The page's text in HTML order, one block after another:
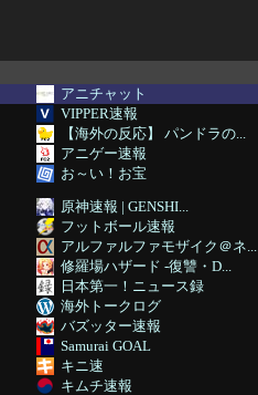
アニチャット
VIPPER速報
【海外の反応】 パンドラの...
アニゲー速報
お～い！お宝
原神速報 | GENSHI...
フットボール速報
アルファルファモザイク＠ネ...
修羅場ハザード -復讐・D...
日本第一！ニュース録
海外トークログ
バズッター速報
Samurai GOAL
キニ速
キムチ速報